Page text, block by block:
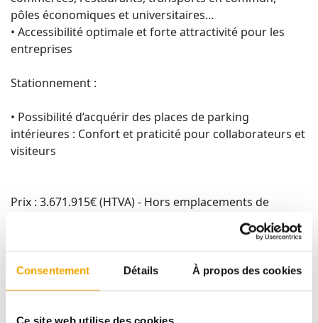
Consentement Détails À propos des cookies
pôles économiques et universitaires…
• Accessibilité optimale et forte attractivité pour les
entreprises
Stationnement :
• Possibilité d’acquérir des places de parking
intérieures : Confort et praticité pour collaborateurs et
visiteurs
Prix : 3.671.915€ (HTVA) - Hors emplacements de
Dossier complet sur demande.
Contactez-nous au +352 691 886 686 ou par mail